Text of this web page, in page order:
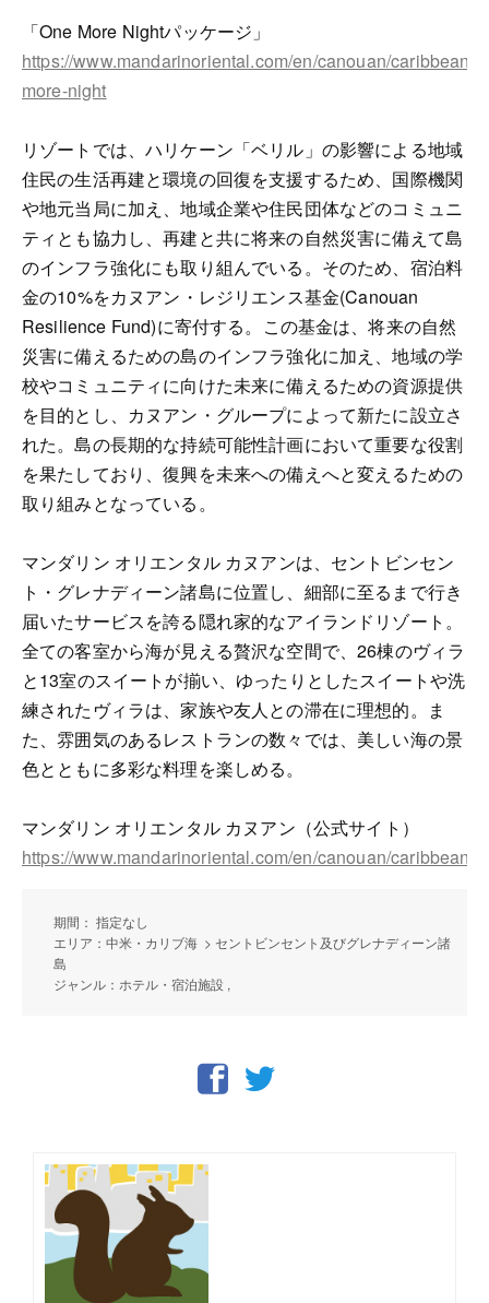
「One More Nightパッケージ」
https://www.mandarinoriental.com/en/canouan/caribbean/
more-night
リゾートでは、ハリケーン「ベリル」の影響による地域
住民の生活再建と環境の回復を支援するため、国際機関
や地元当局に加え、地域企業や住民団体などのコミュニ
ティとも協力し、再建と共に将来の自然災害に備えて島
のインフラ強化にも取り組んでいる。そのため、宿泊料
金の10%をカヌアン・レジリエンス基金(Canouan
Resilience Fund)に寄付する。この基金は、将来の自然
災害に備えるための島のインフラ強化に加え、地域の学
校やコミュニティに向けた未来に備えるための資源提供
を目的とし、カヌアン・グループによって新たに設立さ
れた。島の長期的な持続可能性計画において重要な役割
を果たしており、復興を未来への備えへと変えるための
取り組みとなっている。
マンダリン オリエンタル カヌアンは、セントビンセン
ト・グレナディーン諸島に位置し、細部に至るまで行き
届いたサービスを誇る隠れ家的なアイランドリゾート。
全ての客室から海が見える贅沢な空間で、26棟のヴィラ
と13室のスイートが揃い、ゆったりとしたスイートや洗
練されたヴィラは、家族や友人との滞在に理想的。ま
た、雰囲気のあるレストランの数々では、美しい海の景
色とともに多彩な料理を楽しめる。
マンダリン オリエンタル カヌアン（公式サイト）
https://www.mandarinoriental.com/en/canouan/caribbean/
期間： 指定なし
エリア：中米・カリブ海 > セントビンセント及びグレナディーン諸
島
ジャンル：ホテル・宿泊施設 ,